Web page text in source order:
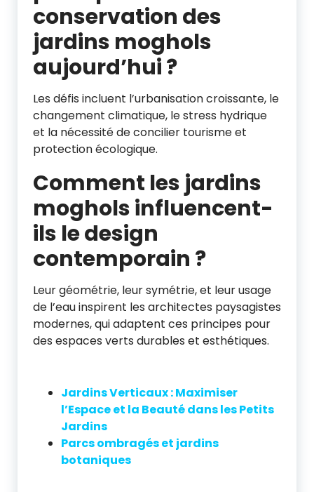
conservation des
jardins moghols
aujourd’hui ?
Les défis incluent l’urbanisation croissante, le
changement climatique, le stress hydrique
et la nécessité de concilier tourisme et
protection écologique.
Comment les jardins
moghols influencent-
ils le design
contemporain ?
Leur géométrie, leur symétrie, et leur usage
de l’eau inspirent les architectes paysagistes
modernes, qui adaptent ces principes pour
des espaces verts durables et esthétiques.
Jardins Verticaux : Maximiser
l’Espace et la Beauté dans les Petits
Jardins
Parcs ombragés et jardins
botaniques